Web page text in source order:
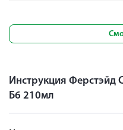
Инструкция Ферстэйд
Б6 210мл